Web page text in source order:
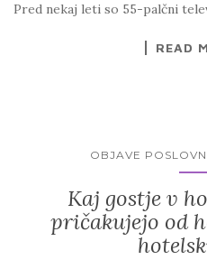
Pred nekaj leti so 55-palčni
READ
OBJAVE
Kaj gostje v
pričakujejo od